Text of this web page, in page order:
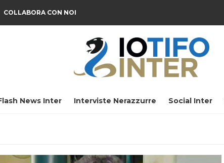
COLLABORA CON NOI
News Inter Interviste Nerazzurre Social Inter